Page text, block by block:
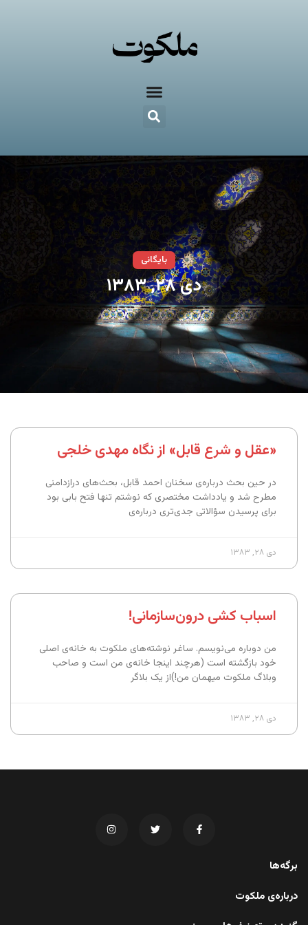
بایگانی
دی ۲۸, ۱۳۸۳
«عقل و شرع قابل» از نگاه مهدی خلجی
در حین بحث درباره‌ی سخنان احمد قابل، بحث‌های درازدامنی
مطرح شد و یادداشت مختصری که نوشتم تنها فتح بابی بود
برای پرسیدن سؤالاتی جدی‌تری درباره‌ی
دی ۲۸, ۱۳۸۳
اسباب کشی درون‌سازمانی!
من دوباره می‌نویسم. ساغر نوشته‌های ملکوت به خانه‌ی اصلی
خود بازگشته است (هرچند اینجا خانه‌ی من است و صاحب
وبلاگ ملکوت میهمان من!)از یک بلاگر
دی ۲۸, ۱۳۸۳
برگه‌ها
درباره‌ی ملکوت